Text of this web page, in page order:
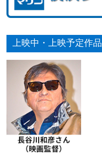
上映中・上映予定作品